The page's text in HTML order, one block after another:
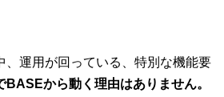
、運用が回っている、特別な機能要
BASEから動く理由はありません。